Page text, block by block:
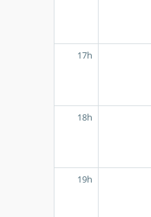
17h
18h
19h